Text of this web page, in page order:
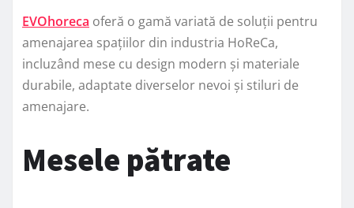
EVOhoreca oferă o gamă variată de soluții pentru
amenajarea spațiilor din industria HoReCa,
incluzând mese cu design modern și materiale
durabile, adaptate diverselor nevoi și stiluri de
amenajare.
Mesele pătrate